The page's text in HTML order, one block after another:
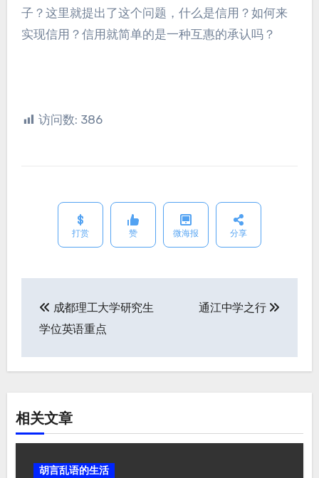
子？这里就提出了这个问题，什么是信用？如何来
实现信用？信用就简单的是一种互惠的承认吗？
访问数: 386
打赏 赞 微海报 分享
文
章
导
航
成都理工大学研究生
学位英语重点
通江中学之行
相关文章
胡言乱语的生活